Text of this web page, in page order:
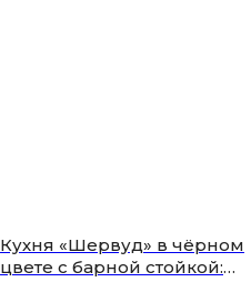
Кухня «Шервуд» в чёрном
цвете с барной стойкой: